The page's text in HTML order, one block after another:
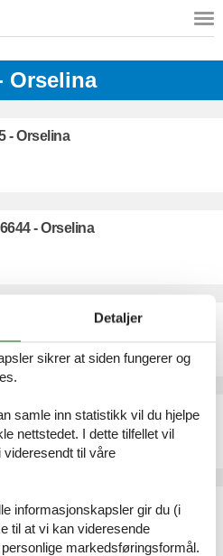
Orselina
- Orselina
- Orselina
Ferieleilighet - 3 personer - Via Patocchi - 6644 - Orselina
- Orselina
Detaljer
sikrer at siden fungerer og
samle inn statistikk vil du hjelpe
nettstedet. I dette tilfellet vil
til våre
informasjonskapsler gir du (i
til at vi kan videresende
markedsføringsformål.